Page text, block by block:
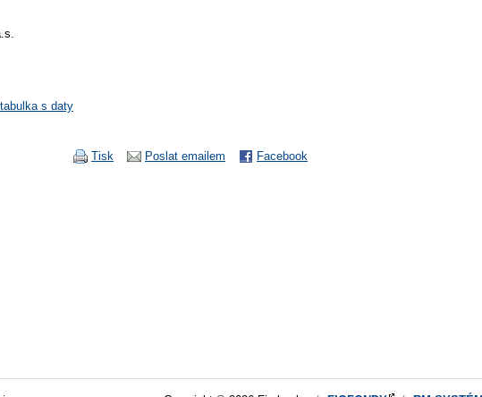
s daty
Facebook
Poslat emailem
Tisk